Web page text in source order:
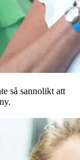
så sannolikt att